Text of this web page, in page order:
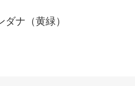
ナ（黄緑）